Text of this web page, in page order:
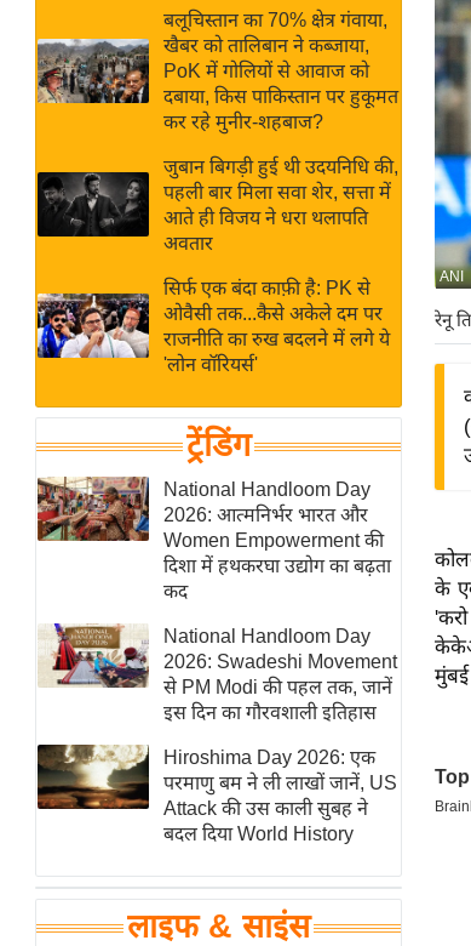
Hindi
Hindi
Videos
राय
बजट
IPL
2026
ई-पेपर
मिसाल बेमिसाल
शख्सियत
यंग इंडिया
साहित्य जगत
ऑटो वर्ल्ड
न्यूज ब्रीफ
मनोरंजन जगत
बॉलीवुड
हॉलीवुड
फिल्म समीक्षा
Breaking
News
लाइफस्टाइल
टेक्नॉलॉजी
घरेलू नुस्खे
पर्यटन स्थल
बलूचिस्तान का 70% क्षेत्र गंवाया,
खैबर को तालिबान ने कब्जाया,
PoK में गोलियों से आवाज को
दबाया, किस पाकिस्तान पर हुकूमत
कर रहे मुनीर-शहबाज?
जुबान बिगड़ी हुई थी उदयनिधि की,
पहली बार मिला सवा शेर, सत्ता में
आते ही विजय ने धरा थलापति
अवतार
सिर्फ एक बंदा काफ़ी है: PK से
ओवैसी तक...कैसे अकेले दम पर
राजनीति का रुख बदलने में लगे ये
'लोन वॉरियर्स'
ट्रेंडिंग
National Handloom Day
2026: आत्मनिर्भर भारत और
Women Empowerment की
दिशा में हथकरघा उद्योग का बढ़ता
कद
National Handloom Day
2026: Swadeshi Movement
से PM Modi की पहल तक, जानें
इस दिन का गौरवशाली इतिहास
Hiroshima Day 2026: एक
परमाणु बम ने ली लाखों जानें, US
Attack की उस काली सुबह ने
बदल दिया World History
लाइफ & साइंस
ANI
रेनू
के